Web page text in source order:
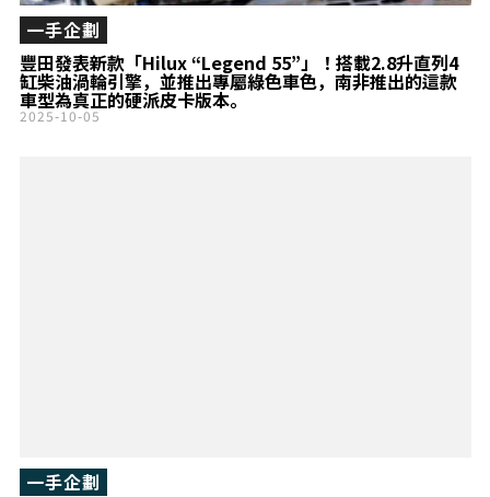
豐田發表新款「Hilux “Legend 55”」！搭載2.8升直列4
缸柴油渦輪引擎，並推出專屬綠色車色，南非推出的這款
車型為真正的硬派皮卡版本。
一手企劃
2025-10-05
一手企劃